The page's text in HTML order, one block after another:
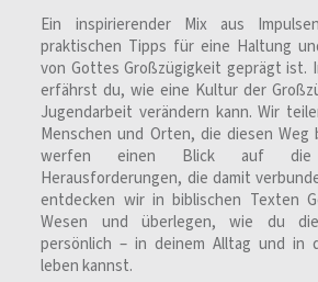
Ein inspirierender Mix aus
praktischen Tipps für eine Haltung
von Gottes Großzügigkeit geprägt ist.
erfährst du, wie eine Kultur der
Jugendarbeit verändern kann. Wir
Menschen und Orten, die diesen
werfen einen Blick auf die
Herausforderungen, die damit
entdecken wir in biblischen Texten
Wesen und überlegen, wie du
persönlich – in deinem Alltag und in
leben kannst.